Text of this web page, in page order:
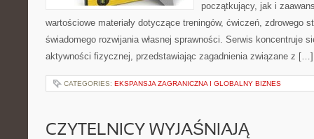
początkujący, jak i
wartościowe materiały dotyczące treningów, ćwiczeń, zdrowego
świadomego rozwijania własnej sprawności. Serwis koncentruje
aktywności fizycznej, przedstawiając zagadnienia związane z […]
CATEGORIES: EKSPANSJA ZAGRANICZNA I GLOBALNY BIZNES
CZYTELNICY WYJAŚNIAJĄ